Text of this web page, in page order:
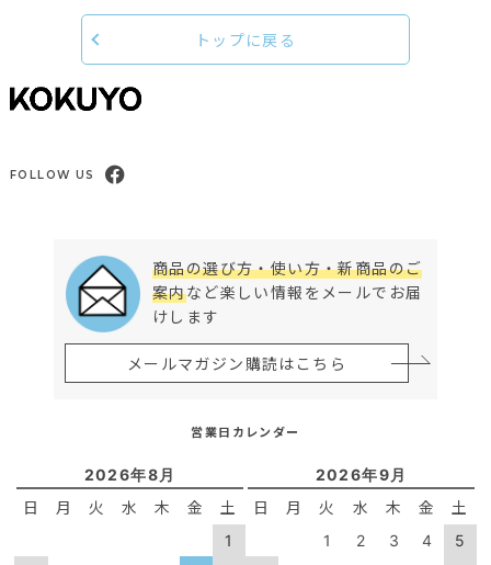
トップに戻る
FOLLOW US
商品の選び方・使い方・新商品のご
案内など楽しい情報をメールでお届
けします
メールマガジン購読はこちら
営業日カレンダー
2026年8月
日 月 火 水 木 金 土
1
2026年9月
日 月 火 水 木 金 土
1 2 3 4
5